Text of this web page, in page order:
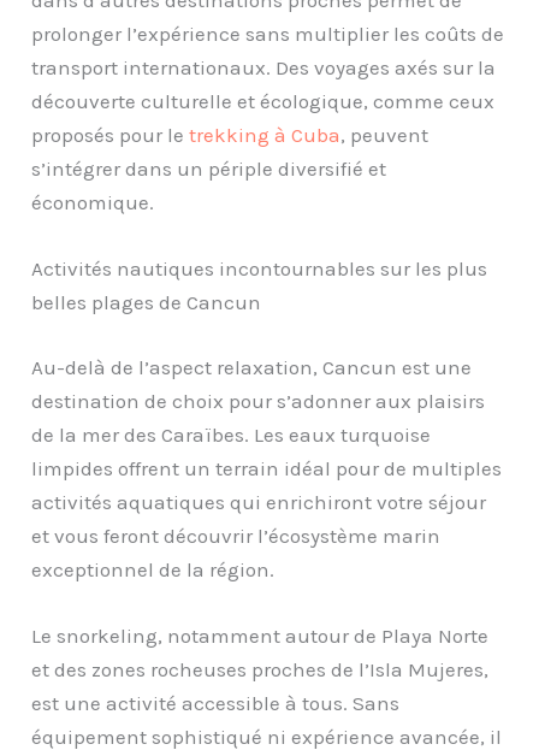
prolonger l’expérience sans multiplier les coûts de
transport internationaux. Des voyages axés sur la
découverte culturelle et écologique, comme ceux
proposés pour letrekking à Cuba, peuvent
s’intégrer dans un périple diversifié et
économique.
Activités nautiques incontournables sur les plus
belles plages de Cancun
Au-delà de l’aspect relaxation, Cancun est une
destination de choix pour s’adonner aux plaisirs
de la mer des Caraïbes. Les eaux turquoise
limpides offrent un terrain idéal pour de multiples
activités aquatiques qui enrichiront votre séjour
et vous feront découvrir l’écosystème marin
exceptionnel de la région.
Le snorkeling, notamment autour de Playa Norte
et des zones rocheuses proches de l’Isla Mujeres,
est une activité accessible à tous. Sans
équipement sophistiqué ni expérience avancée, il